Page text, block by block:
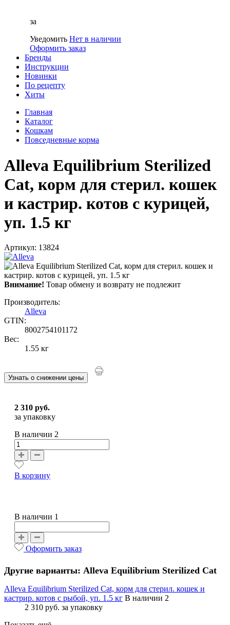
за
Уведомить Нет в наличии
Оформить заказ
Бренды
Инструкции
Новинки
По рецепту
Хиты
Главная
Каталог
Кошкам
Повседневные корма
Alleva Equilibrium Sterilized
Cat, корм для стерил. кошек
и кастрир. котов с курицей,
уп. 1.5 кг
Артикул: 13824
Внимание! Товар обмену и возврату не подлежит
Производитель:
Alleva
GTIN:
8002754101172
Вес:
1.55 кг
Узнать о снижении цены
2 310 руб.
за упаковку
В наличии 2
В корзину
В наличии 1
Оформить заказ
Другие варианты: Alleva Equilibrium Sterilized Cat
Alleva Equilibrium Sterilized Cat, корм для стерил. кошек и
кастрир. котов с рыбой, уп. 1.5 кг В наличии 2
2 310 руб. за упаковку